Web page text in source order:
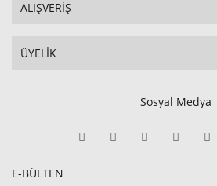
ALIŞVERİŞ
ÜYELİK
Sosyal Medya
E-BÜLTEN